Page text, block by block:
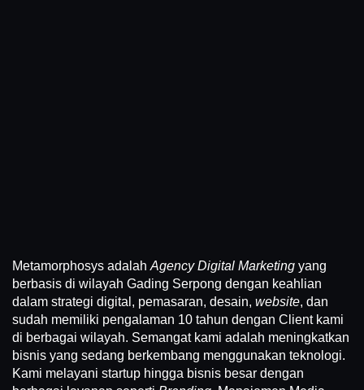
Metamorphosys adalah Agency Digital Marketing yang
berbasis di wilayah Gading Serpong dengan keahlian
dalam strategi digital, pemasaran, desain, website, dan
sudah memiliki pengalaman 10 tahun dengan Client kami
di berbagai wilayah. Semangat kami adalah meningkatkan
bisnis yang sedang berkembang menggunakan teknologi.
Kami melayani startup hingga bisnis besar dengan